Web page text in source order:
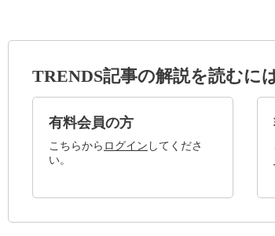
TRENDS記事の解説を読むに
有料会員の方
こちらから ログイン してくださ
い。